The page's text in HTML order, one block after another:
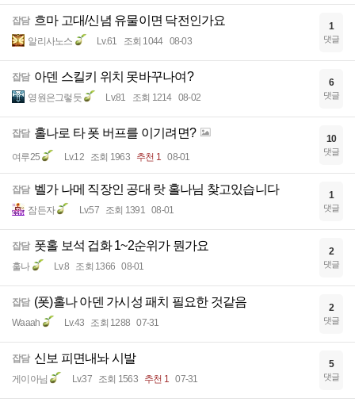
잡담 흐마 고대/신념 유물이면 닥전인가요
알리사노스 Lv.61 조회 1044 08-03
1
댓글
잡담 아덴 스킬키 위치 못바꾸나여?
영원은그렇듯 Lv.81 조회 1214 08-02
6
댓글
잡담 홀나로 타 폿 버프를 이기려면?
여루25 Lv.12 조회 1963 추천 1 08-01
10
댓글
잡담 벨가 나메 직장인 공대 랏 홀나님 찾고있습니다
잠든자 Lv.57 조회 1391 08-01
1
댓글
잡담 폿홀 보석 겁화 1~2순위가 뭔가요
훌나 Lv.8 조회 1366 08-01
2
댓글
잡담 (폿)홀나 아덴 가시성 패치 필요한 것같음
Waaah Lv.43 조회 1288 07-31
2
댓글
잡담 신보 피면내놔 시발
게이아님 Lv.37 조회 1563 추천 1 07-31
5
댓글